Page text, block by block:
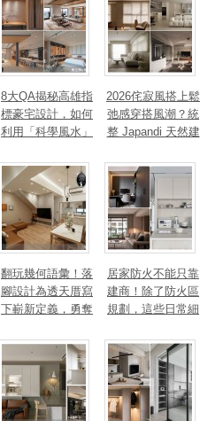
變主角！
8大QA揭秘高雄指
標豪宅設計，如何
利用「科學風水」
量磁場？
2026侘寂風搭上鬆
弛感穿搭風潮？統
整 Japandi 天然建
有風靡全球的軟裝
家具推薦
翻玩幾何語彙！落
腳設計為透天厝寫
下嶄新定義，勇奪
TAN 國際大獎
居家防火不能只靠
建商！除了防火區
規劃，這些日常細